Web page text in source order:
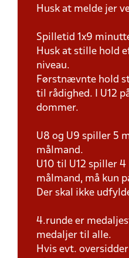
Husk at melde jer
Spilletid 1x9
Husk at stille hold
niveau.
Førstnævnte hold
til rådighed. I U12
dommer.
U8 og U9 spiller 5
målmand.
U10 til U12 spiller 4
målmand, må kun
Der skal ikke
4.runde er
medaljer til alle.
Hvis evt.